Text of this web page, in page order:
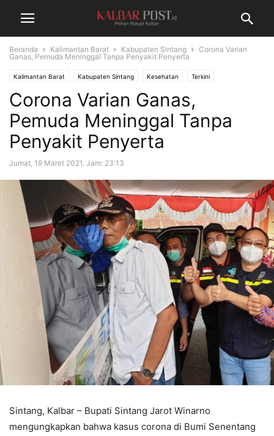
Beranda Kalimantan Barat Kabupaten Sintang
Corona Varian
Ganas, Pemuda Meninggal Tanpa Penyakit Penyerta
Kalimantan Barat Kabupaten Sintang Kesehatan Terkini
Corona Varian Ganas,
Pemuda Meninggal Tanpa
Penyakit Penyerta
Jumat, 19 Maret 2021. Jam: 23:13
Sintang, Kalbar – Bupati Sintang Jarot Winarno
mengungkapkan bahwa kasus corona di Bumi Senentang